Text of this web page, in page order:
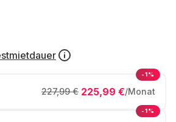
225,99 €/Monat
227,99 €
-1%
-1%